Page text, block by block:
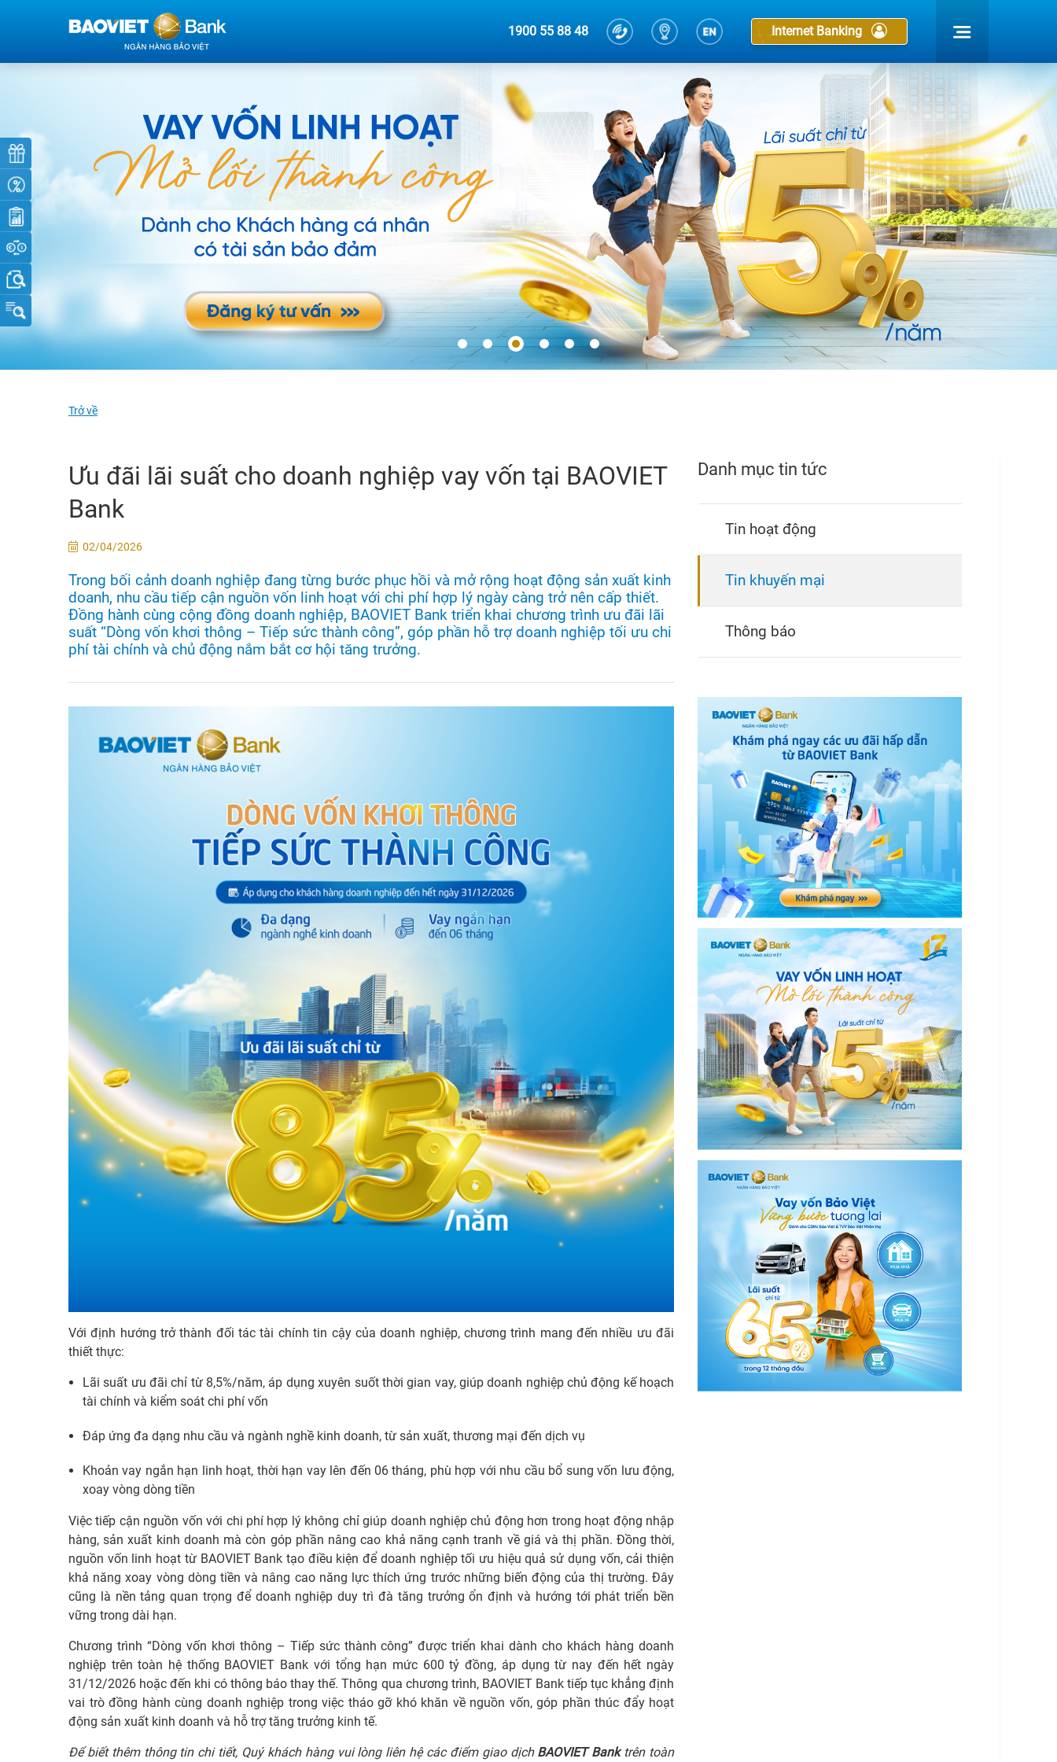
1900 55 88 48 Internet Banking
Trở về
Ưu đãi lãi suất cho doanh nghiệp vay vốn tại BAOVIET
Bank
02/04/2026
Trong bối cảnh doanh nghiệp đang từng bước phục hồi và mở rộng hoạt động sản xuất kinh
doanh, nhu cầu tiếp cận nguồn vốn linh hoạt với chi phí hợp lý ngày càng trở nên cấp thiết.
Đồng hành cùng cộng đồng doanh nghiệp, BAOVIET Bank triển khai chương trình ưu đãi lãi
suất “Dòng vốn khơi thông – Tiếp sức thành công”, góp phần hỗ trợ doanh nghiệp tối ưu chi
phí tài chính và chủ động nắm bắt cơ hội tăng trưởng.
Với định hướng trở thành đối tác tài chính tin cậy của doanh nghiệp, chương trình mang đến nhiều ưu đãi
thiết thực:
Lãi suất ưu đãi chỉ từ 8,5%/năm, áp dụng xuyên suốt thời gian vay, giúp doanh nghiệp chủ động kế hoạch
tài chính và kiểm soát chi phí vốn
Đáp ứng đa dạng nhu cầu và ngành nghề kinh doanh, từ sản xuất, thương mại đến dịch vụ
Khoản vay ngắn hạn linh hoạt, thời hạn vay lên đến 06 tháng, phù hợp với nhu cầu bổ sung vốn lưu động,
xoay vòng dòng tiền
Việc tiếp cận nguồn vốn với chi phí hợp lý không chỉ giúp doanh nghiệp chủ động hơn trong hoạt động nhập
hàng, sản xuất kinh doanh mà còn góp phần nâng cao khả năng cạnh tranh về giá và thị phần. Đồng thời,
nguồn vốn linh hoạt từ BAOVIET Bank tạo điều kiện để doanh nghiệp tối ưu hiệu quả sử dụng vốn, cải thiện
khả năng xoay vòng dòng tiền và nâng cao năng lực thích ứng trước những biến động của thị trường. Đây
cũng là nền tảng quan trọng để doanh nghiệp duy trì đà tăng trưởng ổn định và hướng tới phát triển bền
vững trong dài hạn.
Chương trình “Dòng vốn khơi thông – Tiếp sức thành công” được triển khai dành cho khách hàng doanh
nghiệp trên toàn hệ thống BAOVIET Bank với tổng hạn mức 600 tỷ đồng, áp dụng từ nay đến hết ngày
31/12/2026 hoặc đến khi có thông báo thay thế. Thông qua chương trình, BAOVIET Bank tiếp tục khẳng định
vai trò đồng hành cùng doanh nghiệp trong việc tháo gỡ khó khăn về nguồn vốn, góp phần thúc đẩy hoạt
động sản xuất kinh doanh và hỗ trợ tăng trưởng kinh tế.
Để biết thêm thông tin chi tiết, Quý khách hàng vui lòng liên hệ các điểm giao dịch BAOVIET Banktrên toàn
Danh mục tin tức
Tin hoạt động
Tin khuyến mại
Thông báo